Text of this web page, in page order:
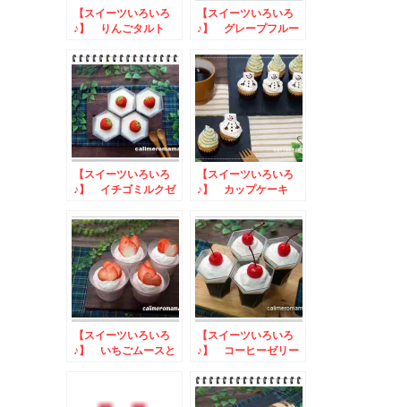
【スイーツいろいろ
♪】 りんごタルト
【スイーツいろいろ
♪】 グレープフルー
トーショコラ
【スイーツいろいろ
♪】 イチゴミルクゼ
【スイーツいろいろ
♪】 カップケーキ
【スイーツいろいろ
♪】 いちごムースと
【スイーツいろいろ
♪】 コーヒーゼリー